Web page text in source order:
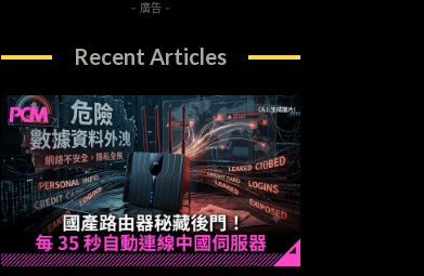
- 廣告 -
Recent Articles